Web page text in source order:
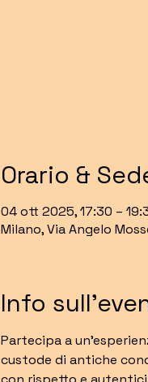
Orario &
04 ott 2025, 17:30 –
Milano, Via Angelo
Info
Partecipa a
custode di antiche